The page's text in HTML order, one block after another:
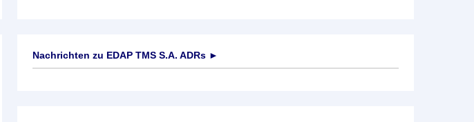
Nachrichten zu EDAP TMS S.A. ADRs ►